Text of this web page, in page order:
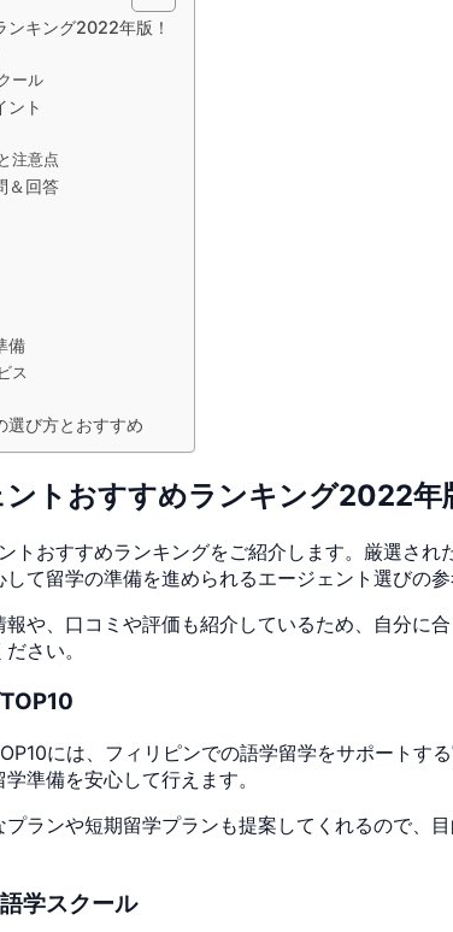
ンキング2022年版！
ール
ント
注意点
＆回答
備
ス
選び方とおすすめ
トおすすめランキング2022年
トおすすめランキングをご紹介します。厳選さ
て留学の準備を進められるエージェント選びの参
や、口コミや評価も紹介しているため、自分に
さい。
には、フィリピンでの語学留学をサポートす
準備を安心して行えます。
ランや短期留学プランも提案してくれるので、
学スクール